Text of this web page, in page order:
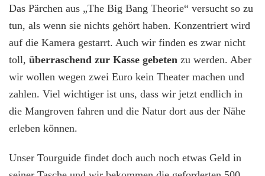
Das Pärchen aus „The Big Bang Theorie“ versucht so zu
tun, als wenn sie nichts gehört haben. Konzentriert wird
auf die Kamera gestarrt. Auch wir finden es zwar nicht
toll, überraschend zur Kasse gebeten zu werden. Aber
wir wollen wegen zwei Euro kein Theater machen und
zahlen. Viel wichtiger ist uns, dass wir jetzt endlich in
die Mangroven fahren und die Natur dort aus der Nähe
erleben können.
Unser Tourguide findet doch auch noch etwas Geld in